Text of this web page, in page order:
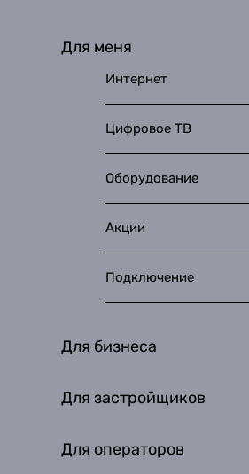
Для меня
Интернет
Цифровое ТВ
Оборудование
Акции
Подключение
Для бизнеса
Для застройщиков
Для операторов